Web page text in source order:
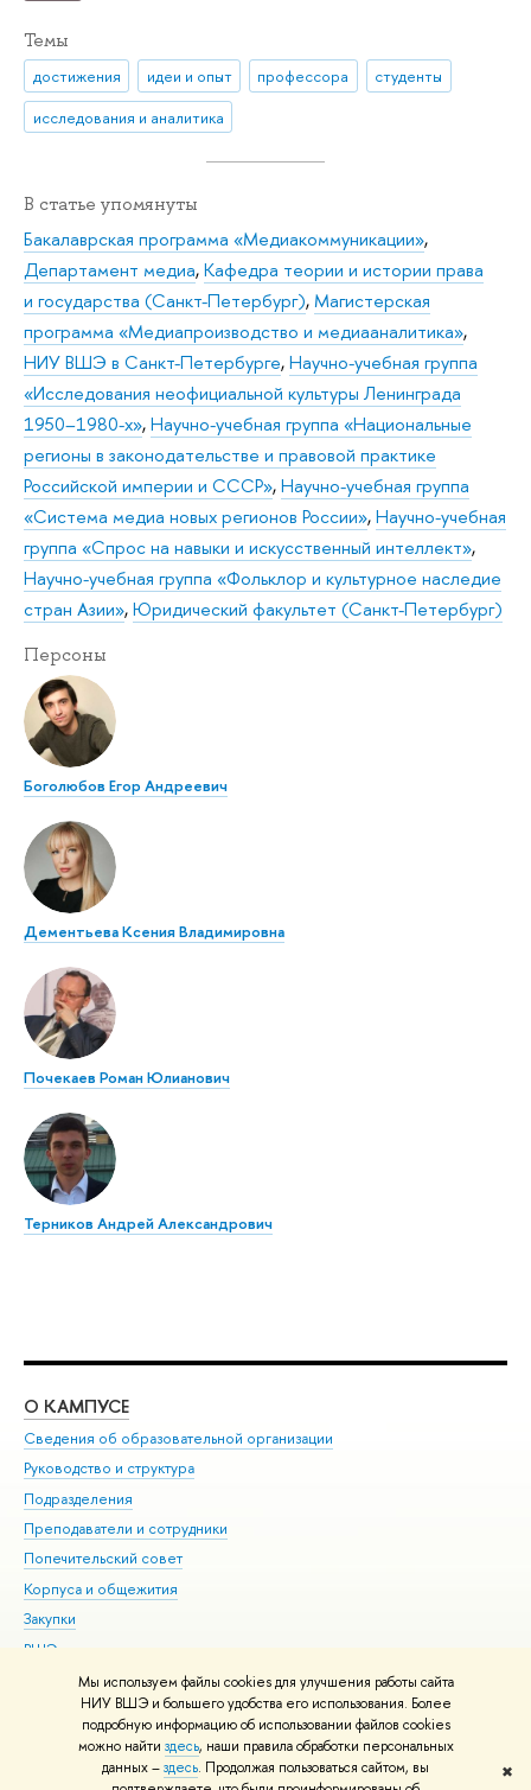
Мы используем файлы cookies для улучшения работы сайта
НИУ ВШЭ и большего удобства его использования. Более
подробную информацию об использовании файлов cookies
можно найти здесь, наши правила обработки персональных
данных –здесь. Продолжая пользоваться сайтом, вы
✖
Темы
достижения идеи и опыт профессора
студенты
исследования и аналитика
В статье упомянуты
Бакалаврская программа «Медиакоммуникации»,
Департамент медиа,Кафедра теории и истории права
и государства (Санкт-Петербург),Магистерская
программа «Медиапроизводство и медиааналитика»,
НИУ ВШЭ в Санкт-Петербурге,Научно-учебная группа
«Исследования неофициальной культуры Ленинграда
1950–1980-х»,Научно-учебная группа «Национальные
регионы в законодательстве и правовой практике
Российской империи и СССР»,Научно-учебная группа
«Система медиа новых регионов России»,Научно-учебная
группа «Спрос на навыки и искусственный интеллект»,
Научно-учебная группа «Фольклор и культурное наследие
стран Азии»,Юридический факультет (Санкт-Петербург)
Персоны
Боголюбов Егор Андреевич
Дементьева Ксения Владимировна
Почекаев Роман Юлианович
Терников Андрей Александрович
О КАМПУСЕ
Сведения об образовательной организации
Руководство и структура
Подразделения
Преподаватели и сотрудники
Попечительский совет
Корпуса и общежития
Закупки
ВШЭ для студентов с ограниченными возможностями
здоровья и инвалидностью
Версия для слабовидящих
Единая платежная страница